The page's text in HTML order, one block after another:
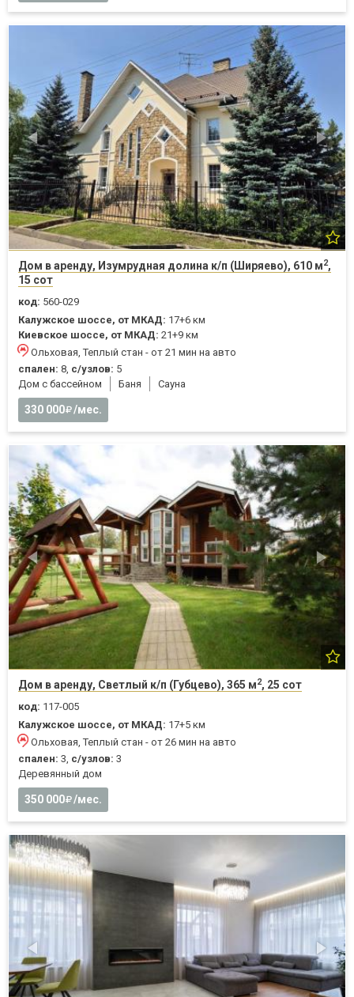
Дом в аренду, Изумрудная долина к/п (Ширяево), 610 м2,
15 сот
код: 560-029
Калужское шоссе, от МКАД: 17+6 км
Киевское шоссе, от МКАД: 21+9 км
Ольховая, Теплый стан - от 21 мин на авто
спален: 8, с/узлов: 5
Дом с бассейном
Баня Cауна
330 000 /мес.
Дом в аренду, Светлый к/п (Губцево), 365 м2, 25 сот
код: 117-005
Калужское шоссе, от МКАД: 17+5 км
Ольховая, Теплый стан - от 26 мин на авто
спален: 3, с/узлов: 3
Деревянный дом
350 000 /мес.